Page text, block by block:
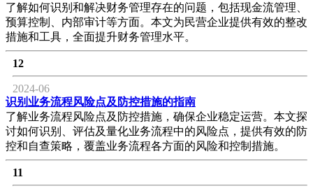
了解如何识别和解决财务管理存在的问题，包括现金流管理、
预算控制、内部审计等方面。本文为民营企业提供有效的整改
措施和工具，全面提升财务管理水平。
12
2024-06
识别业务流程风险点及防控措施的指南
了解业务流程风险点及防控措施，确保企业稳定运营。本文探
讨如何识别、评估及量化业务流程中的风险点，提供有效的防
控和自查策略，覆盖业务流程各方面的风险和控制措施。
11